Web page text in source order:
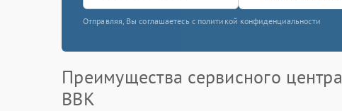
Отправляя, Вы соглашаетесь с политикой конфиденциальности
Преимущества сервисного центра
BBK